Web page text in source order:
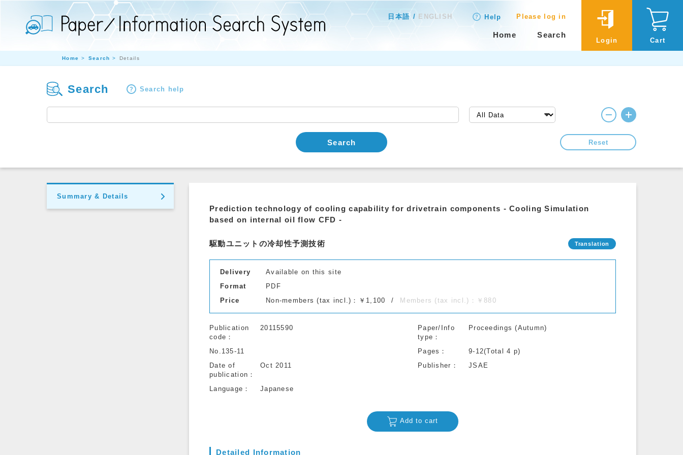
日本語 ENGLISH Help Please log in
Home Search
Login Cart
Home Search Details
Search Search help
Search Reset
Summary & Details
Prediction technology of cooling capability for drivetrain components - Cooling Simulation
based on internal oil flow CFD -
駆動ユニットの冷却性予測技術
Delivery
Available on this site
Format
PDF
Price
Non-members (tax incl.)：￥1,100 Members (tax incl.)：￥880
Publication
code
20115590
Paper/Info
type
Proceedings (Autumn)
No.135-11 Pages
9-12(Total 4 p)
Date of
publication
Oct 2011 Publisher JSAE
Language Japanese
Add to cart
Detailed Information